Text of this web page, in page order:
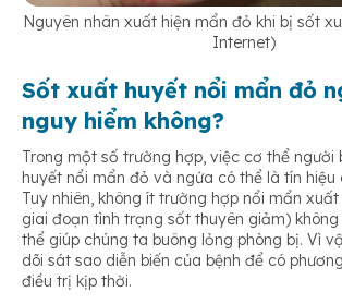
Nguyên nhân xuất hiện mẩn đỏ khi bị sốt
Internet)
Sốt xuất huyết nổi mẩn đỏ
nguy hiểm không?
Trong một số trường hợp, việc cơ thể người
huyết nổi mẩn đỏ và ngứa có thể là tín hiệu
Tuy nhiên, không ít trường hợp nổi mẩn
giai đoạn tình trạng sốt thuyên giảm)
thể giúp chúng ta buông lỏng phòng bị. Vì
dõi sát sao diễn biến của bệnh để có
điều trị kịp thời.